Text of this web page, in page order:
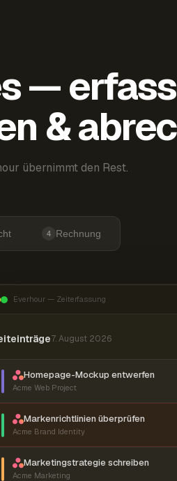
—
&
übernimmt den Rest.
4 Rechnung
Everhour — Zeiterfassung
7. August 2026
Homepage-Mockup entwerfen
Acme Web Project
Markenrichtlinien überprüfen
Acme Brand Identity
Marketingstrategie schreiben
Acme Marketing